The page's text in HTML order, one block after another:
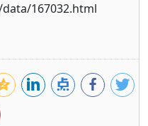
167032.html